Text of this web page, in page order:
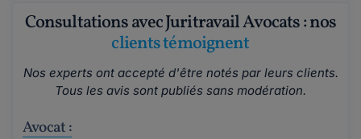
Consultations avec Juritravail Avocats : nos
clients témoignent
Nos experts ont accepté d'être notés par leurs clients.
Tous les avis sont publiés sans modération.
Avocat :